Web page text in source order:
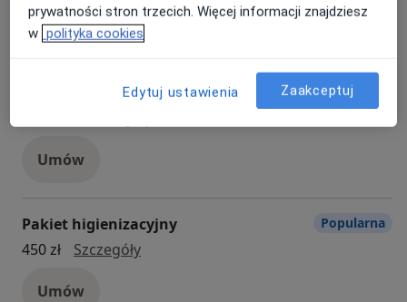
Umów
Umów
Popularna
Pakiet higienizacyjny
450 zł
Szczegółypakiet higienizacyjny
Umów
Popularna
prywatności stron trzecich. Więcej informacji znajdziesz
w polityka cookies
Edytuj ustawienia Zaakceptuj